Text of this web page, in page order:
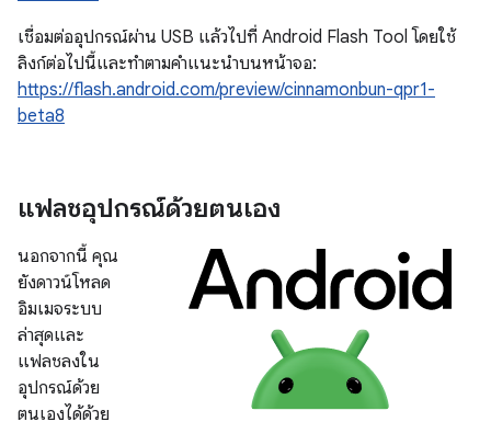
เชื่อมต่ออุปกรณ์ผ่าน USB แล้วไปที่ Android Flash Tool โดยใช้
ลิงก์ต่อไปนี้และทำตามคำแนะนำบนหน้าจอ:
https://flash.android.com/preview/cinnamonbun-qpr1-
beta8
แฟลชอุปกรณ์ด้วยตนเอง
นอกจากนี้ คุณ
ยังดาวน์โหลด
อิมเมจระบบ
ล่าสุดและ
แฟลชลงใน
อุปกรณ์ด้วย
ตนเองได้ด้วย